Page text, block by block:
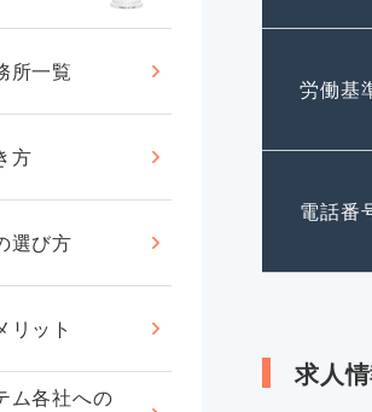
所一覧
方
選び方
リット
ム各社への
労働基
電話番
求人